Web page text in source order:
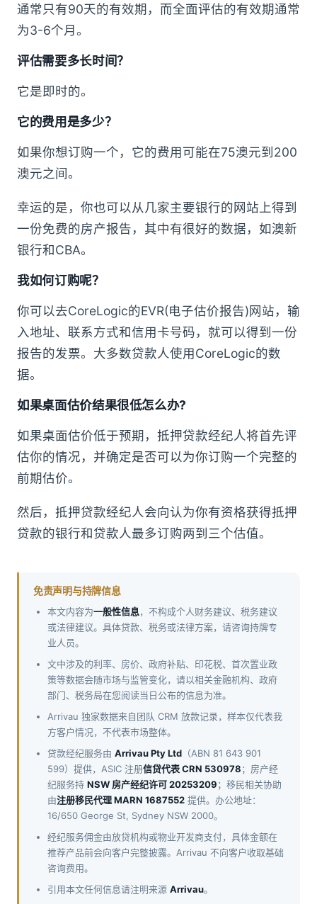
通常只有90天的有效期，而全面评估的有效期通常
为3-6个月。
评估需要多长时间？
它是即时的。
它的费用是多少？
如果你想订购一个，它的费用可能在75澳元到200
澳元之间。
幸运的是，你也可以从几家主要银行的网站上得到
一份免费的房产报告，其中有很好的数据，如澳新
银行和CBA。
我如何订购呢？
你可以去CoreLogic的EVR(电子估价报告)网站，输
入地址、联系方式和信用卡号码，就可以得到一份
报告的发票。大多数贷款人使用CoreLogic的数
据。
如果桌面估价结果很低怎么办?
如果桌面估价低于预期，抵押贷款经纪人将首先评
估你的情况，并确定是否可以为你订购一个完整的
前期估价。
然后，抵押贷款经纪人会向认为你有资格获得抵押
贷款的银行和贷款人最多订购两到三个估值。
免责声明与持牌信息
本文内容为一般性信息，不构成个人财务建议、税务建议
或法律建议。具体贷款、税务或法律方案，请咨询持牌专
业人员。
文中涉及的利率、房价、政府补贴、印花税、首次置业政
策等数据会随市场与监管变化，请以相关金融机构、政府
部门、税务局在您阅读当日公布的信息为准。
Arrivau 独家数据来自团队 CRM 放款记录，样本仅代表我
方客户情况，不代表市场整体。
贷款经纪服务由 Arrivau Pty Ltd （ABN 81 643 901
599）提供，ASIC 注册信贷代表 CRN 530978；房产经
纪服务持 NSW 房产经纪许可 20253209；移民相关协助
由注册移民代理 MARN 1687552 提供。办公地址：
16/650 George St, Sydney NSW 2000。
经纪服务佣金由放贷机构或物业开发商支付，具体金额在
推荐产品前会向客户完整披露。Arrivau 不向客户收取基础
咨询费用。
引用本文任何信息请注明来源 Arrivau。